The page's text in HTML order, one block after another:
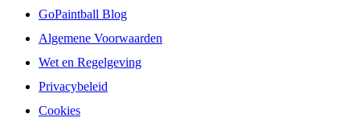
GoPaintball Blog
Algemene Voorwaarden
Wet en Regelgeving
Privacybeleid
Cookies